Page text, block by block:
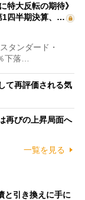
特大反転の期待》
1四半期決算、…
タンダード・
下落…
て再評価される気
再びの上昇局面へ
一覧を見る
と引き換えに手に